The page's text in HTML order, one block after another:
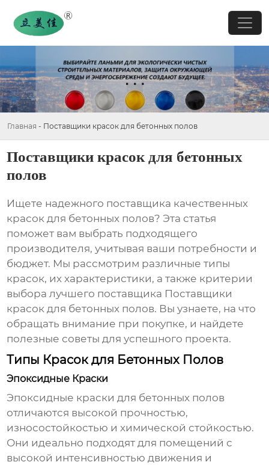
Главная - Поставщики красок для бетонных полов
Поставщики красок для бетонных
полов
Ищете надежного поставщика качественных
красок для бетонных полов? Эта статья
поможет вам выбрать подходящего
производителя, учитывая ваши потребности и
бюджет. Мы рассмотрим различные типы
красок, их характеристики, а также критерии
выбора лучшего поставщика Поставщики
красок для бетонных полов. Вы узнаете, на что
обращать внимание при покупке, и найдете
полезные советы для успешного проекта.
Типы Красок для Бетонных Полов
Эпоксидные Краски
Эпоксидные краски для бетонных полов
отличаются высокой прочностью,
износостойкостью и химической стойкостью.
Они идеально подходят для помещений с
высокой интенсивностью движения и